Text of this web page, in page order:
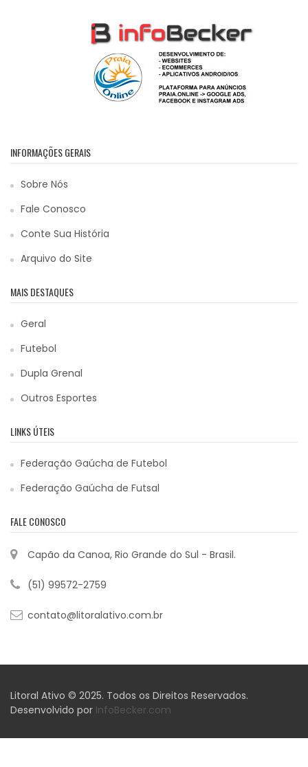
INFORMAÇÕES GERAIS
Sobre Nós
Fale Conosco
Conte Sua História
Arquivo do Site
MAIS DESTAQUES
Geral
Futebol
Dupla Grenal
Outros Esportes
LINKS ÚTEIS
Federação Gaúcha de Futebol
Federação Gaúcha de Futsal
FALE CONOSCO
Capão da Canoa, Rio Grande do Sul - Brasil.
(51) 99572-2759
contato@litoralativo.com.br
Litoral Ativo © 2025. Todos os Direitos Reservados.
Desenvolvido por InfoBecker.com